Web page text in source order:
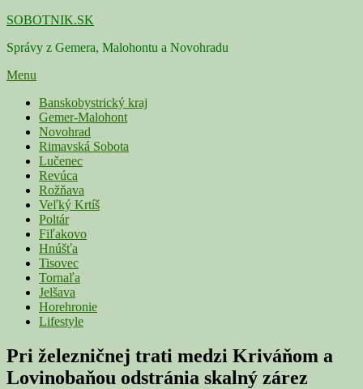
Skip
content
SOBOTNIK.SK
Správy z Gemera, Malohontu a Novohradu
Menu
Primárne
menu
Banskobystrický kraj
Gemer-Malohont
Novohrad
Rimavská Sobota
Lučenec
Revúca
Rožňava
Veľký Krtíš
Poltár
Fiľakovo
Hnúšťa
Tisovec
Tornaľa
Jelšava
Horehronie
Lifestyle
Pri železničnej trati medzi Kriváňom a
Lovinobaňou odstránia skalný zárez